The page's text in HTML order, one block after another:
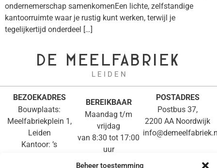
Beheer toestemming
ondernemerschap samenkomenEen lichte, zelfstandige
kantoorruimte waar je rustig kunt werken, terwijl je
tegelijkertijd onderdeel […]
DE MEELFABRIEK
L E I D E N
BEZOEKADRES
Bouwplaats:
Meelfabriekplein 1,
Leiden
Kantoor: ’s
BEREIKBAAR
Maandag t/m
vrijdag
van 8:30 tot 17:00
uur
071-3610714
POSTADRES
Postbus 37,
2200 AA Noordwijk